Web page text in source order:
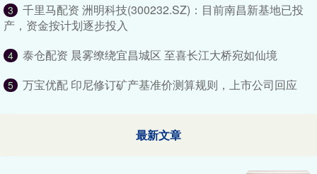
3
千里马配资 洲明科技(300232.SZ)：目前南昌新基地已投
产，资金按计划逐步投入
4 泰仓配资 晨雾缭绕宜昌城区 至喜长江大桥宛如仙境
5 万宝优配 印尼修订矿产基准价测算规则，上市公司回应
最新文章